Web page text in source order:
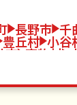
長野市 千
豊丘村 小谷
市 南牧村
長和町 下